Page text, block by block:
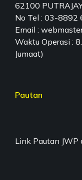
62100
No Tel : 03-8892
Email :
Waktu Operasi :
Jumaat)
Pautan
Link Pautan JWP